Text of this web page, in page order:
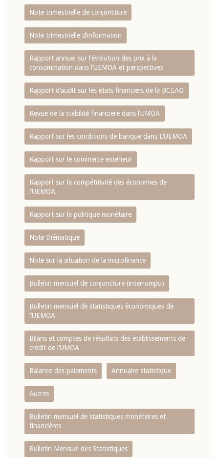
Note trimestrielle de conjoncture
Note trimestrielle d‘information
Rapport annuel sur l‘évolution des prix à la
consommation dans l‘UEMOA et perspectives
Rapport d‘audit sur les états financiers de la BCEAO
Revue de la stabilité financière dans l‘UMOA
Rapport sur les conditions de banque dans L‘UEMOA
Rapport sur le commerce extérieur
Rapport sur la compétitivité des économies de
l‘UEMOA
Rapport sur la politique monétaire
Note thématique
Note sur la situation de la microfinance
Bulletin mensuel de conjoncture (interrompu)
Bulletin mensuel de statistiques économiques de
l‘UEMOA
Bilans et comptes de résultats des établissements de
crédit de l‘UMOA
Balance des paiements Annuaire statistique
Autres
Bulletin mensuel de statistiques monétaires et
financières
Bulletin Mensuel des Statistiques